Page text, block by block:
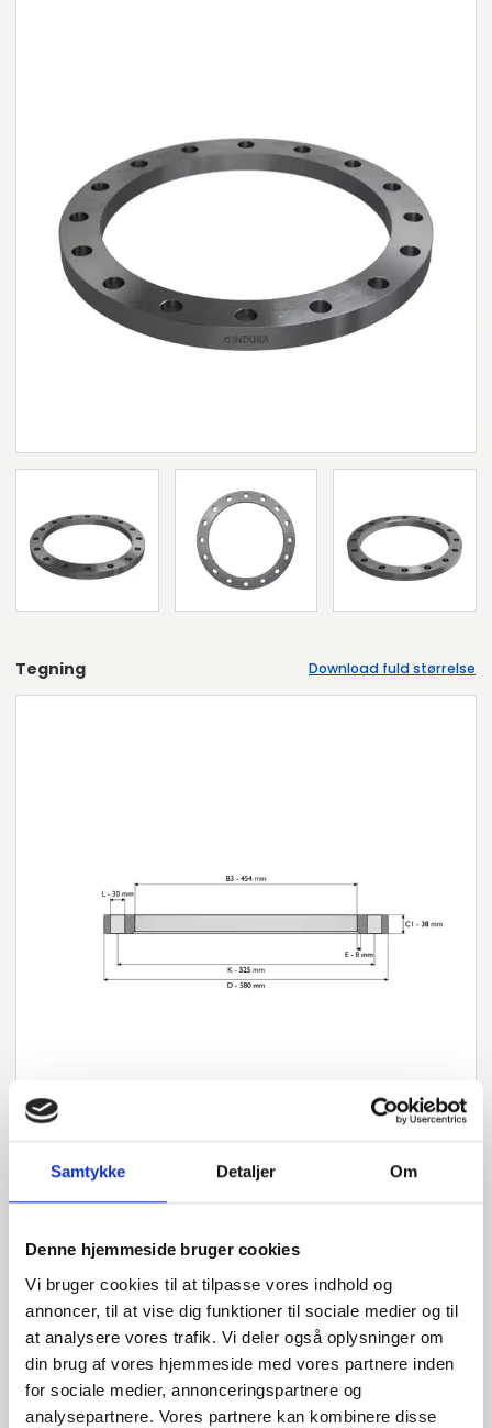
Samtykke Detaljer Om
Denne hjemmeside bruger cookies
Vi bruger cookies til at tilpasse vores indhold og
annoncer, til at vise dig funktioner til sociale medier og til
at analysere vores trafik. Vi deler også oplysninger om
din brug af vores hjemmeside med vores partnere inden
for sociale medier, annonceringspartnere og
analysepartnere. Vores partnere kan kombinere disse
Tegning Download fuld størrelse
Har du spørgsmål?
Vi står klar til at hjælpe med spørgsmål om produkter,
service eller andet. Kontakt os for professionel rådgivning
og sparring.